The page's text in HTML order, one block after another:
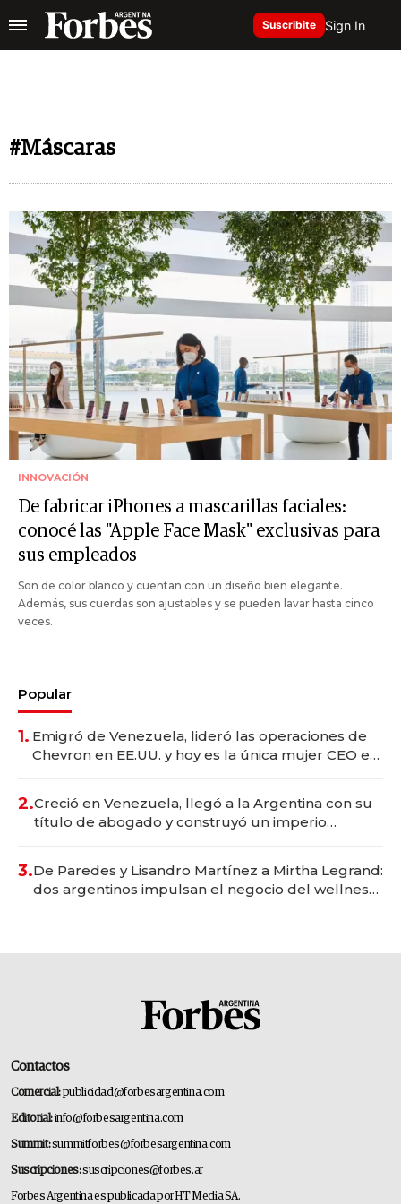
Suscribite Sign In
#Máscaras
INNOVACIÓN
De fabricar iPhones a mascarillas faciales:
conocé las "Apple Face Mask" exclusivas para
sus empleados
Son de color blanco y cuentan con un diseño bien elegante.
Además, sus cuerdas son ajustables y se pueden lavar hasta cinco
veces.
Popular
1. Emigró de Venezuela, lideró las operaciones de
Chevron en EE.UU. y hoy es la única mujer CEO en
2.Creció en Venezuela, llegó a la Argentina con su
título de abogado y construyó un imperio
3.De Paredes y Lisandro Martínez a Mirtha Legrand:
dos argentinos impulsan el negocio del wellness
Contactos
Comercial:publicidad@forbesargentina.com
Editorial:info@forbesargentina.com
Summit:summitforbes@forbesargentina.com
Suscripciones:suscripciones@forbes.ar
Forbes Argentina es publicada por HT Media SA.